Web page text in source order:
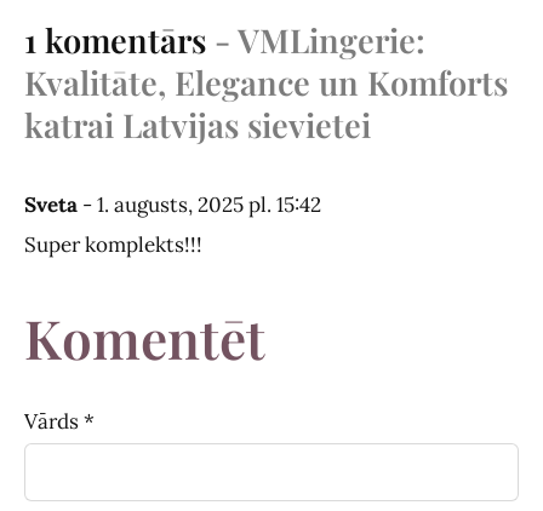
1 komentārs - VMLingerie:
Kvalitāte, Elegance un Komforts
katrai Latvijas sievietei
Sveta - 1. augusts, 2025 pl. 15:42
Super komplekts!!!
Komentēt
Vārds *